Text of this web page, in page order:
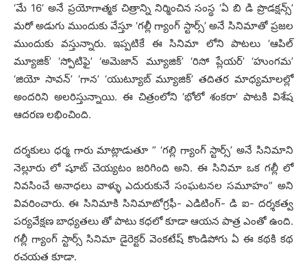
‘మే 16’ అనే ప్రయోగాత్మక చిత్రాన్ని నిర్మించిన సంస్థ ‘ఏ బి డి ప్రొడక్షన్స్’
మరో అడుగు ముందుకు వేస్తూ ‘గల్లీ గ్యాంగ్ స్టార్స్’ అనే సినిమాతో ప్రజల
ముందుకు వస్తున్నారు. ఇప్పటికే ఈ సినిమా లోని పాటలు ‘ఆపిల్
మ్యూజిక్’ ‘స్పోటిఫై’ ‘అమెజాన్ మ్యూజిక్’ ‘రిసో ప్లేయర్’ ‘హుంగమ’
‘జియో సావన్’ ‘గాన’ ‘యుట్యూబ్ మ్యూజిక్’ తదితర మాధ్యమాలల్లో
అందరిని అలరిస్తున్నాయి. ఈ చిత్రంలోని ‘భోలో శంకరా’ పాటకి విశేష
ఆదరణ లభించింది.
దర్శకులు ధర్మ గారు మాట్లాడుతూ ” ‘గల్లి గ్యాంగ్ స్టార్స్’ అనే సినిమాని
నెల్లూరు లో షూట్ చెయ్యటం జరిగింది అని. ఈ సినిమా ఒక గల్లీ లో
నివసించే అనాధలు వాళ్ళు ఎదురుకునే సంఘటనల సమూహం” అని
వివరించారు. ఈ సినిమాకి సినిమాటోగ్రఫీ- ఎడిటింగ్- డి ఐ- దర్శకత్వ
పర్యవేక్షణ బాధ్యతలు తో పాటు కధలో కూడా ఆయన పాత్ర ఎంతో ఉంది.
గల్లీ గ్యాంగ్ స్టార్స్ సినిమా డైరెక్టర్ వెంకటేష్ కొండిపోగు ఏ ఈ కథకి కథ
రచయత కూడా.